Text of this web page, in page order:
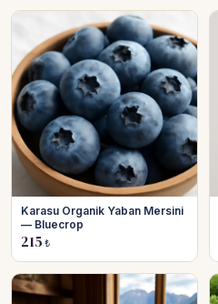
Karasu Organik Yaban Mersini
— Bluecrop
215 ₺